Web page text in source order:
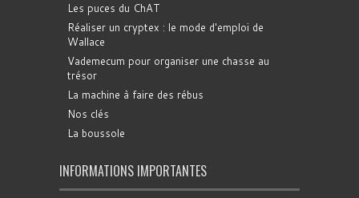
Les puces du ChAT
Réaliser un cryptex : le mode d'emploi de
Wallace
Vademecum pour organiser une chasse au
trésor
La machine à faire des rébus
Nos clés
La boussole
INFORMATIONS IMPORTANTES